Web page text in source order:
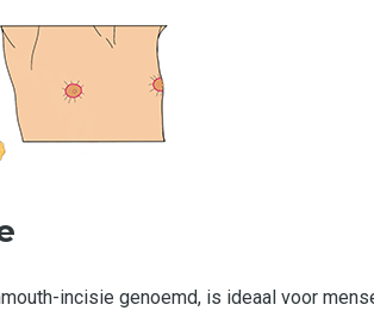
incisie genoemd, is ideaal voor